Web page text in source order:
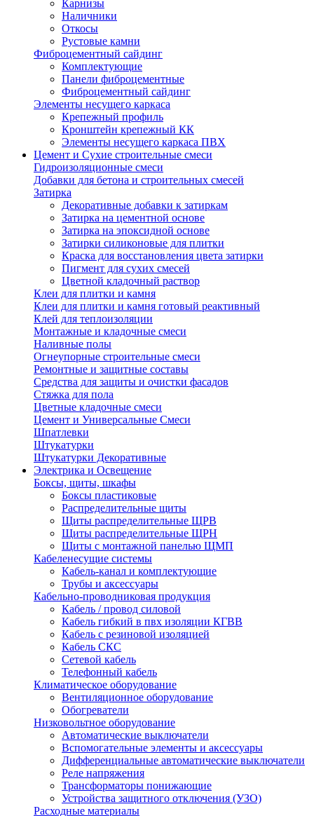
Карнизы
Наличники
Откосы
Рустовые камни
Фиброцементный сайдинг
Комплектующие
Панели фиброцементные
Фиброцементный сайдинг
Элементы несущего каркаса
Крепежный профиль
Кронштейн крепежный КК
Элементы несущего каркаса ПВХ
Цемент и Сухие строительные смеси
Гидроизоляционные смеси
Добавки для бетона и строительных смесей
Затирка
Декоративные добавки к затиркам
Затирка на цементной основе
Затирка на эпоксидной основе
Затирки силиконовые для плитки
Краска для восстановления цвета затирки
Пигмент для сухих смесей
Цветной кладочный раствор
Клеи для плитки и камня
Клеи для плитки и камня готовый реактивный
Клей для теплоизоляции
Монтажные и кладочные смеси
Наливные полы
Огнеупорные строительные смеси
Ремонтные и защитные составы
Средства для защиты и очистки фасадов
Стяжка для пола
Цветные кладочные смеси
Цемент и Универсальные Смеси
Шпатлевки
Штукатурки
Штукатурки Декоративные
Электрика и Освещение
Боксы, щиты, шкафы
Боксы пластиковые
Распределительные щиты
Щиты распределительные ЩРВ
Щиты распределительные ЩРН
Щиты с монтажной панелью ЩМП
Кабеленесущие системы
Кабель-канал и комплектующие
Трубы и аксессуары
Кабельно-проводниковая продукция
Кабель / провод силовой
Кабель гибкий в пвх изоляции КГВВ
Кабель с резиновой изоляцией
Кабель СКС
Сетевой кабель
Телефонный кабель
Климатическое оборудование
Вентиляционное оборудование
Обогреватели
Низковольтное оборудование
Автоматические выключатели
Вспомогательные элементы и аксессуары
Дифференциальные автоматические выключатели
Реле напряжения
Трансформаторы понижающие
Устройства защитного отключения (УЗО)
Расходные материалы